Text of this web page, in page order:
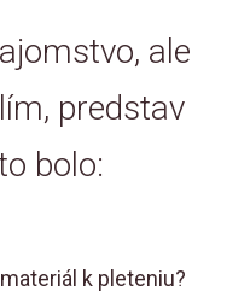
ale
predstav
bolo:
k pleteniu?